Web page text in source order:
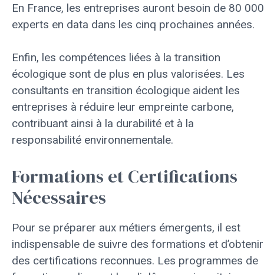
En France, les entreprises auront besoin de 80 000
experts en data dans les cinq prochaines années.
Enfin, les compétences liées à la transition
écologique sont de plus en plus valorisées. Les
consultants en transition écologique aident les
entreprises à réduire leur empreinte carbone,
contribuant ainsi à la durabilité et à la
responsabilité environnementale.
Formations et Certifications
Nécessaires
Pour se préparer aux métiers émergents, il est
indispensable de suivre des formations et d’obtenir
des certifications reconnues. Les programmes de